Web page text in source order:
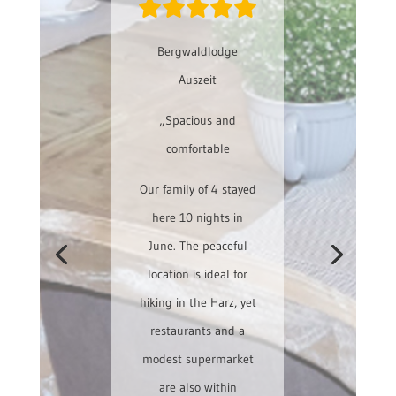
Bergwaldlodge
Auszeit
„Spacious and
comfortable
Our family of 4 stayed
here 10 nights in
June. The peaceful
location is ideal for
hiking in the Harz, yet
restaurants and a
modest supermarket
are also within
Abschalten und
Unglaublich schön
eingerichtetes Haus.
Inventar war äußerst
zufriedenstellend, es